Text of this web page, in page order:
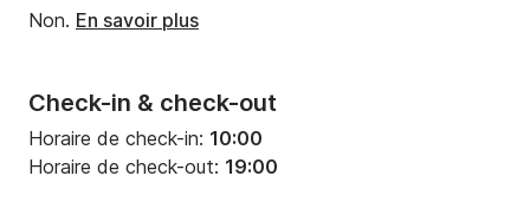
Check-in & check-out
Horaire de check-in: 10:00
Horaire de check-out: 19:00
Non. En savoir plus